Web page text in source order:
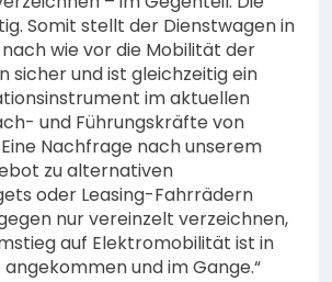
Somit stellt der Dienstwagen in
wie vor die Mobilität der
sicher und ist gleichzeitig ein
im aktuellen
und Führungskräfte von
Nachfrage nach unserem
zu alternativen
oder Leasing-Fahrrädern
nur vereinzelt verzeichnen,
auf Elektromobilität ist in
und im Gange.“